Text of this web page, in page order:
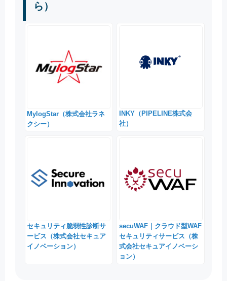
ら）
MylogStar（株式会社ラネ
クシー）
INKY（PIPELINE株式会
社）
セキュリティ脆弱性診断サ
ービス（株式会社セキュア
イノベーション）
secuWAF｜クラウド型WAF
セキュリティサービス（株
式会社セキュアイノベーシ
ョン）